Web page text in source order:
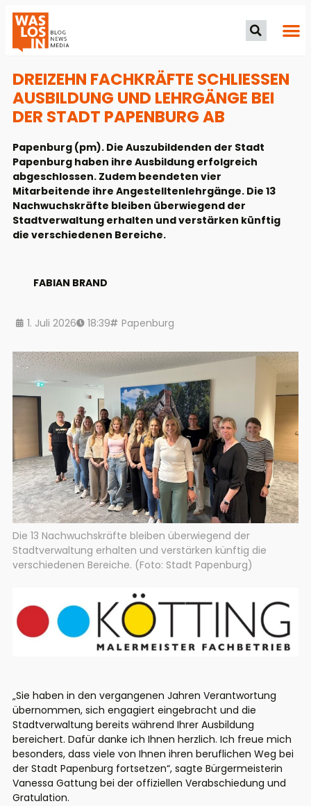
DREIZEHN FACHKRÄFTE SCHLIESSEN A
USBILDUNG UND LEHRGÄNGE BEI D
ER STADT PAPENBURG AB
Papenburg (pm). Die Auszubildenden der Stadt
Papenburg haben ihre Ausbildung erfolgreich
abgeschlossen. Zudem beendeten vier
Mitarbeitende ihre Angestelltenlehrgänge. Die 13
Nachwuchskräfte bleiben überwiegend der
Stadtverwaltung erhalten und verstärken künftig
die verschiedenen Bereiche.
FABIAN BRAND
1. Juli 2026 18:39 Papenburg
Die 13 Nachwuchskräfte bleiben überwiegend der
Stadtverwaltung erhalten und verstärken künftig die
verschiedenen Bereiche. (Foto: Stadt Papenburg)
„Sie haben in den vergangenen Jahren Verantwortung
übernommen, sich engagiert eingebracht und die
Stadtverwaltung bereits während Ihrer Ausbildung
bereichert. Dafür danke ich Ihnen herzlich. Ich freue mich
besonders, dass viele von Ihnen ihren beruflichen Weg bei
der Stadt Papenburg fortsetzen“, sagte Bürgermeisterin
Vanessa Gattung bei der offiziellen Verabschiedung und
Gratulation.